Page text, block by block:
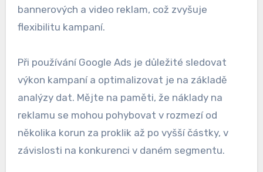
bannerových a video reklam, což zvyšuje
flexibilitu kampaní.
Při používání Google Ads je důležité sledovat
výkon kampaní a optimalizovat je na základě
analýzy dat. Mějte na paměti, že náklady na
reklamu se mohou pohybovat v rozmezí od
několika korun za proklik až po vyšší částky, v
závislosti na konkurenci v daném segmentu.